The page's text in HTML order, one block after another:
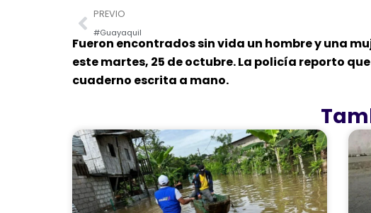
Prev
PREVIO
#Guayaquil
Fueron encontrados sin vida un hombre y una
este martes, 25 de octubre. La policía reporto
cuaderno escrita a mano.